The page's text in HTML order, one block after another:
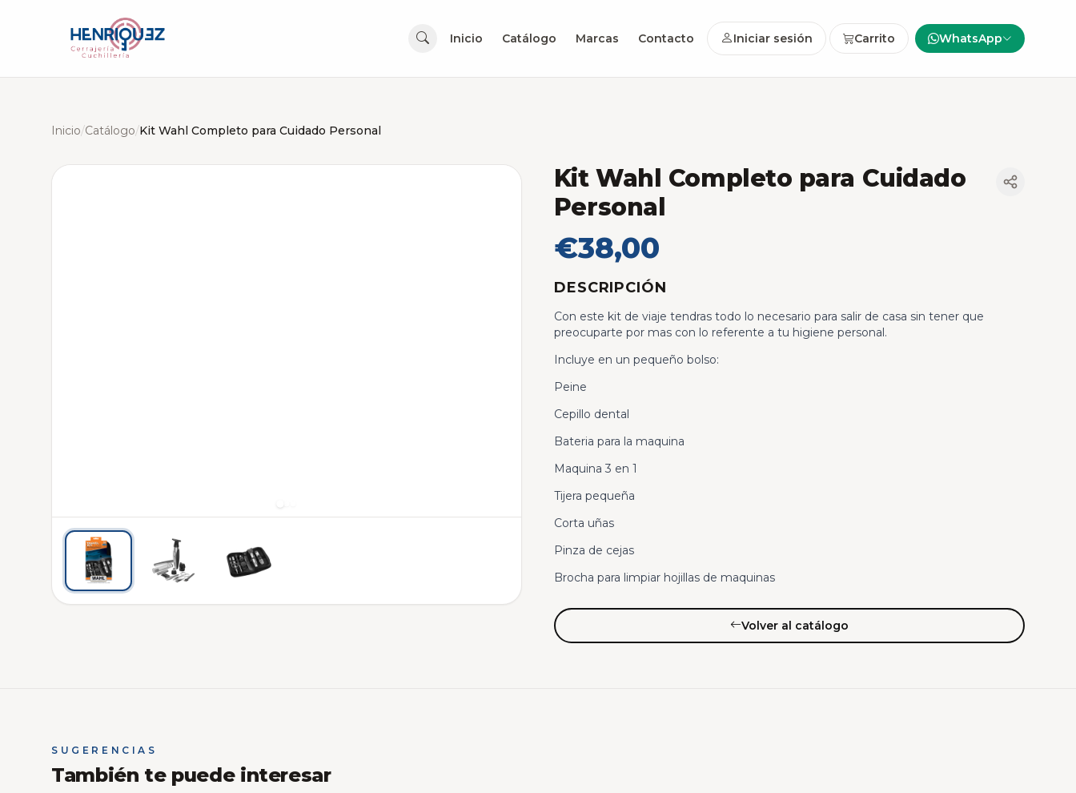
Inicio Catálogo Marcas Contacto Iniciar sesión Carrito WhatsApp
Inicio/Catálogo/Kit Wahl Completo para Cuidado Personal
Kit Wahl Completo para Cuidado
Personal
€38,00
DESCRIPCIÓN
Con este kit de viaje tendras todo lo necesario para salir de casa sin tener que
preocuparte por mas con lo referente a tu higiene personal.
Incluye en un pequeño bolso:
Peine
Cepillo dental
Bateria para la maquina
Maquina 3 en 1
Tijera pequeña
Corta uñas
Pinza de cejas
Brocha para limpiar hojillas de maquinas
Volver al catálogo
SUGERENCIAS
También te puede interesar